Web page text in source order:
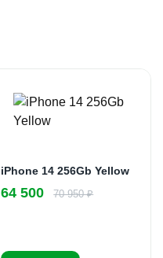
iPhone 14 256Gb Yellow
64 500 70 950 ₽